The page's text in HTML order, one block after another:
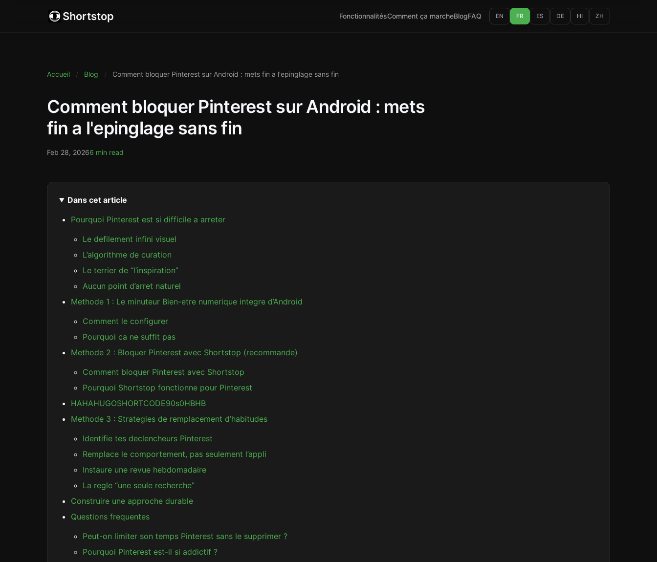
Shortstop FonctionnalitésComment ça marcheBlogFAQ EN FR ES DE HI ZH
Accueil / Blog / Comment bloquer Pinterest sur Android : mets fin a l'epinglage sans fin
Comment bloquer Pinterest sur Android : mets
fin a l'epinglage sans fin
Feb 28, 20266 min read
Dans cet article
Pourquoi Pinterest est si difficile a arreter
Le defilement infini visuel
L’algorithme de curation
Le terrier de “l’inspiration”
Aucun point d’arret naturel
Methode 1 : Le minuteur Bien-etre numerique integre d’Android
Comment le configurer
Pourquoi ca ne suffit pas
Methode 2 : Bloquer Pinterest avec Shortstop (recommande)
Comment bloquer Pinterest avec Shortstop
Pourquoi Shortstop fonctionne pour Pinterest
HAHAHUGOSHORTCODE90s0HBHB
Methode 3 : Strategies de remplacement d’habitudes
Identifie tes declencheurs Pinterest
Remplace le comportement, pas seulement l’appli
Instaure une revue hebdomadaire
La regle “une seule recherche”
Construire une approche durable
Questions frequentes
Peut-on limiter son temps Pinterest sans le supprimer ?
Pourquoi Pinterest est-il si addictif ?